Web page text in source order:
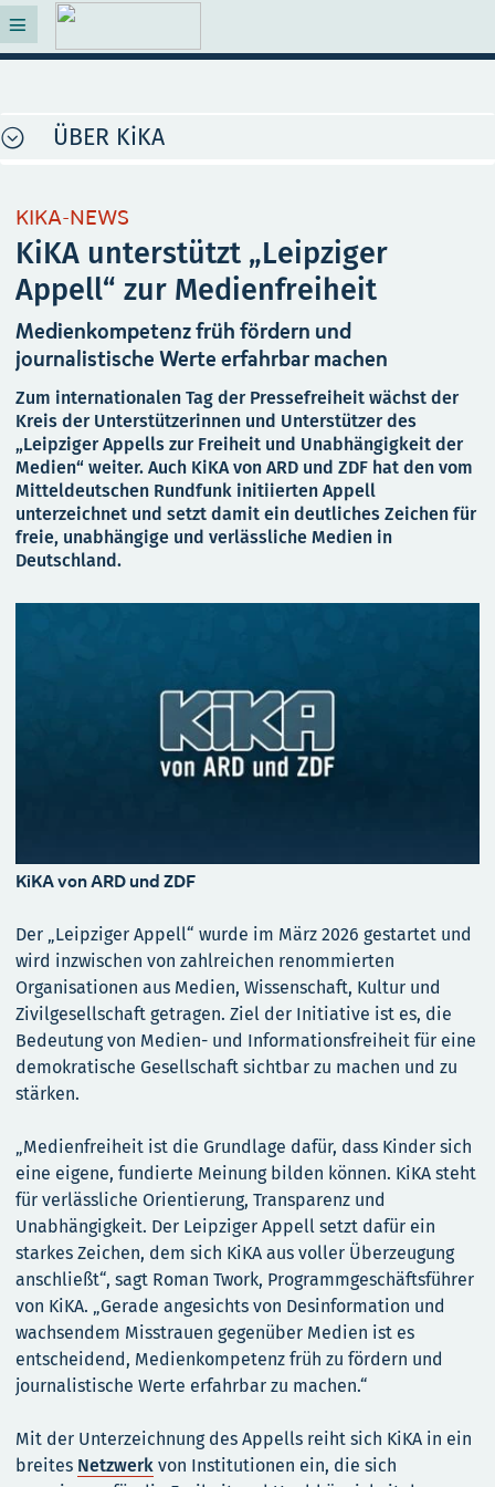
ÜBER KiKA
KIKA-NEWS
KiKA unterstützt „Leipziger
Appell“ zur Medienfreiheit
Medienkompetenz früh fördern und
journalistische Werte erfahrbar machen
Zum internationalen Tag der Pressefreiheit wächst der
Kreis der Unterstützerinnen und Unterstützer des
„Leipziger Appells zur Freiheit und Unabhängigkeit der
Medien“ weiter. Auch KiKA von ARD und ZDF hat den vom
Mitteldeutschen Rundfunk initiierten Appell
unterzeichnet und setzt damit ein deutliches Zeichen für
freie, unabhängige und verlässliche Medien in
Deutschland.
KiKA von ARD und ZDF
Der „Leipziger Appell“ wurde im März 2026 gestartet und
wird inzwischen von zahlreichen renommierten
Organisationen aus Medien, Wissenschaft, Kultur und
Zivilgesellschaft getragen. Ziel der Initiative ist es, die
Bedeutung von Medien- und Informationsfreiheit für eine
demokratische Gesellschaft sichtbar zu machen und zu
stärken.
„Medienfreiheit ist die Grundlage dafür, dass Kinder sich
eine eigene, fundierte Meinung bilden können. KiKA steht
für verlässliche Orientierung, Transparenz und
Unabhängigkeit. Der Leipziger Appell setzt dafür ein
starkes Zeichen, dem sich KiKA aus voller Überzeugung
anschließt“, sagt Roman Twork, Programmgeschäftsführer
von KiKA. „Gerade angesichts von Desinformation und
wachsendem Misstrauen gegenüber Medien ist es
entscheidend, Medienkompetenz früh zu fördern und
journalistische Werte erfahrbar zu machen.“
Mit der Unterzeichnung des Appells reiht sich KiKA in ein
breites Netzwerk von Institutionen ein, die sich